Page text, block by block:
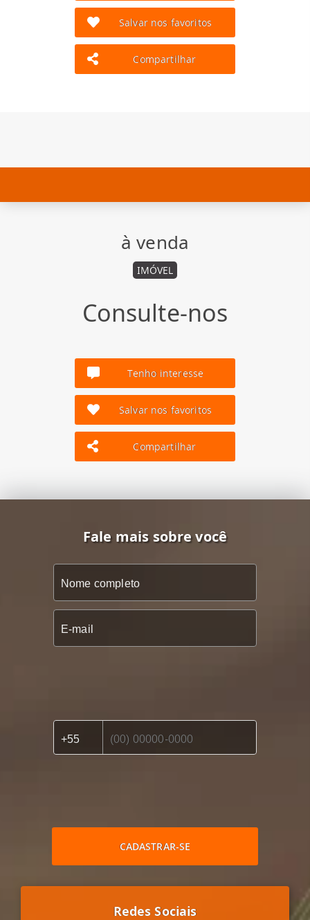
Salvar nos favoritos
Compartilhar
à venda
IMÓVEL
Consulte-nos
Tenho interesse
Salvar nos favoritos
Compartilhar
Fale mais sobre você
CADASTRAR-SE
Redes Sociais